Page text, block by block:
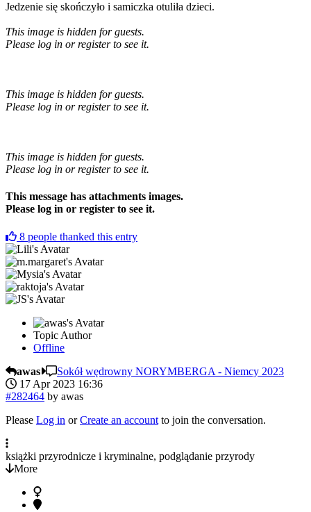
Jedzenie się skończyło i samiczka otuliła dzieci.
This image is hidden for guests.
Please log in or register to see it.
This image is hidden for guests.
Please log in or register to see it.
This image is hidden for guests.
Please log in or register to see it.
This message has attachments images.
Please log in or register to see it.
8 people thanked this entry
Topic Author
Offline
awas
Sokół wędrowny NORYMBERGA - Niemcy 2023
17 Apr 2023 16:36
#282464 by awas
Please Log in orCreate an account to join the conversation.
książki przyrodnicze i kryminalne, podglądanie przyrody
More